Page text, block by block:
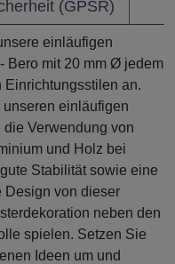
(GPSR)
einläufigen
Bero mit 20 mm Ø jedem
Einrichtungsstilen an.
einläufigen
die Verwendung von
und Holz bei
Stabilität sowie eine
Design von dieser
neben den
spielen. Setzen Sie
Ideen um und